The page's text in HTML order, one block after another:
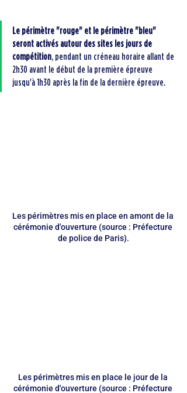
Le périmètre "rouge" et le périmètre "bleu"
seront activés autour des sites les jours de
compétition, pendant un créneau horaire allant de
2h30 avant le début de la première épreuve
jusqu'à 1h30 après la fin de la dernière épreuve.
Les périmètres mis en place en amont de la
cérémonie d'ouverture (source : Préfecture
de police de Paris).
Les périmètres mis en place le jour de la
cérémonie d'ouverture (source : Préfecture